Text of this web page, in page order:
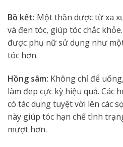
Bồ kết: Một thần dược từ xa
và đen tóc, giúp tóc chắc
được phụ nữ sử dụng như
tóc hơn.
Hồng sâm: Không chỉ để
làm đep cực kỳ hiệu quả. Các
có tác dụng tuyệt vời lên các
này giúp tóc hạn chế tình
mượt hơn.